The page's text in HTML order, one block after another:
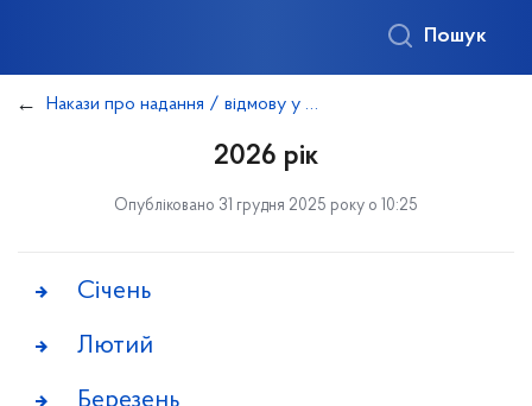
Пошук
Накази про надання / відмову у наданні погоджень на розміщенні реклами на транспорті комунальної власності
2026 рік
Опубліковано 31 грудня 2025 року о 10:25
Січень
Лютий